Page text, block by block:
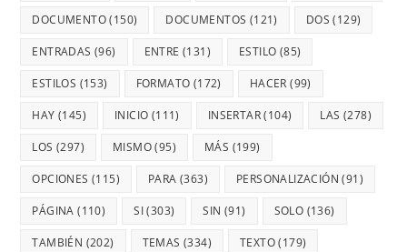
DOCUMENTO(150) DOCUMENTOS (121) DOS (129)
ENTRADAS (96) ENTRE (131) ESTILO (85)
ESTILOS (153) FORMATO (172) HACER (99)
HAY (145) INICIO (111) INSERTAR(104) LAS (278)
LOS (297) MISMO(95) MÁS (199)
OPCIONES (115) PARA (363) PERSONALIZACIÓN (91)
PÁGINA (110) SI(303) SIN (91) SOLO (136)
TAMBIÉN (202) TEMAS (334) TEXTO(179)